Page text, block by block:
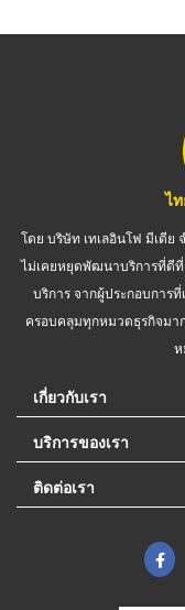
ไ
โดย บริษัท เทเลอินโฟ มีเดีย
ไม่เคยหยุดพัฒนาบริการที่ดี
บริการ จากผู้ประกอบการ
ครอบคลุมทุกหมวดธุรกิจมา
เกี่ยวกับเรา
บริการของเรา
ติดต่อเรา